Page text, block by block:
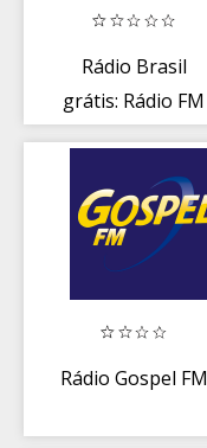
Rádio Brasil
grátis: Rádio FM
Rádio Gospel FM